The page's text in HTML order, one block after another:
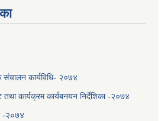
कार्यविधि- २०७४
कार्यक्रम कार्यबनयन निर्देशिका -२०७४
-२०७४